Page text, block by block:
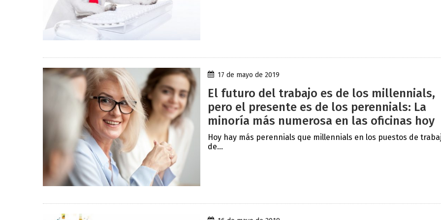
17 de mayo de 2019
El futuro del trabajo es de los millennials,
pero el presente es de los perennials: La
minoría más numerosa en las oficinas hoy
Hoy hay más perennials que millennials en los puestos de
de...